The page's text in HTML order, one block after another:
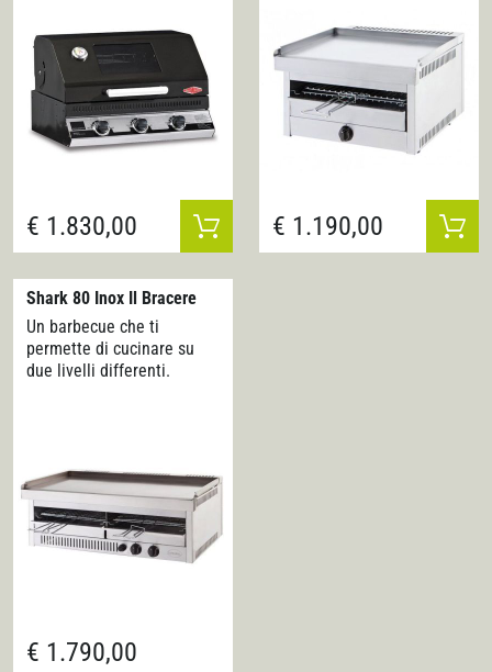
apertura coperchio ROLL
BACK. NON OCCUPA
SPAZIO! - Robusti
bruciatori in ghisa dalle…
€ 1.830,00
esigenze di mercato a da
una clientela sempre più
attenta che richiede
barbecue con prestazioni
professionali…
€ 1.190,00
Shark 80 Inox Il Bracere
Un barbecue che ti
permette di cucinare su
due livelli differenti.
una clientela sempre più
attenta che richiede
barbecue con prestazioni
professionali…
€ 1.790,00